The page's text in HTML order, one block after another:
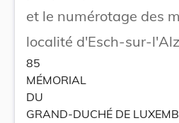
et le numérotage des
localité d'Esch-sur-
85
MÉMORIAL
DU
GRAND-DUCHÉ DE